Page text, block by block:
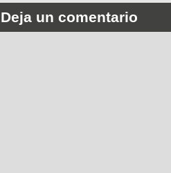
Deja un comentario